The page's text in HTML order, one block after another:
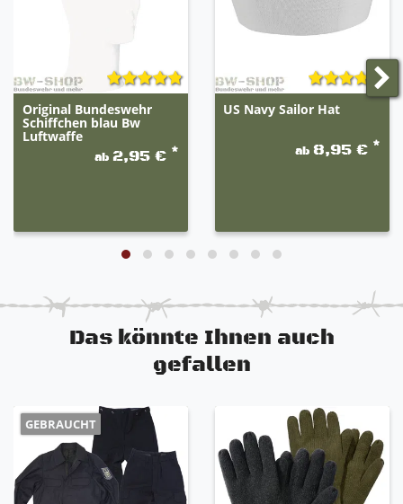
Original Bundeswehr
Schiffchen blau Bw
Luftwaffe
ab 2,95 € *
US Navy Sailor Hat
ab 8,95 € *
Das könnte Ihnen auch
gefallen
GEBRAUCHT